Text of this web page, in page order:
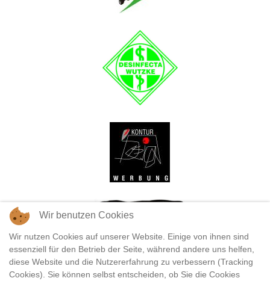
Wir benutzen Cookies
Wir nutzen Cookies auf unserer Website. Einige von ihnen sind
essenziell für den Betrieb der Seite, während andere uns helfen,
diese Website und die Nutzererfahrung zu verbessern (Tracking
Cookies). Sie können selbst entscheiden, ob Sie die Cookies